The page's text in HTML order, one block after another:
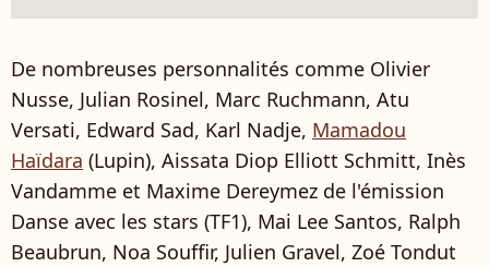
De nombreuses personnalités comme Olivier
Nusse, Julian Rosinel, Marc Ruchmann, Atu
Versati, Edward Sad, Karl Nadje, Mamadou
Haïdara (Lupin), Aissata Diop Elliott Schmitt, Inès
Vandamme et Maxime Dereymez de l'émission
Danse avec les stars (TF1), Mai Lee Santos, Ralph
Beaubrun, Noa Souffir, Julien Gravel, Zoé Tondut